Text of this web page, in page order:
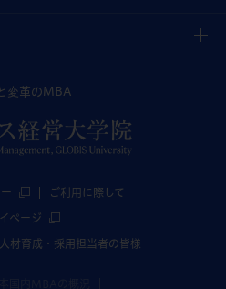
変革のMBA
ご利用に際して
ページ
人材育成・採用担当者の皆様